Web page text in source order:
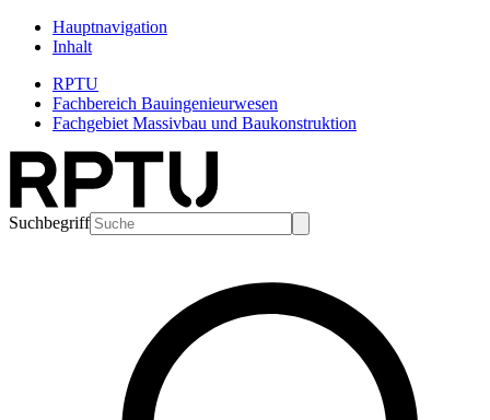
Hauptnavigation
Inhalt
RPTU
Fachbereich Bauingenieurwesen
Fachgebiet Massivbau und Baukonstruktion
Suchbegriff